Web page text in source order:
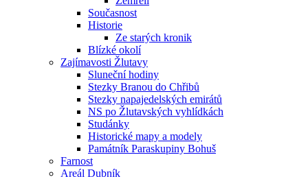
Současnost
Historie
Ze starých kronik
Blízké okolí
Zajímavosti Žlutavy
Sluneční hodiny
Stezky Branou do Chřibů
Stezky napajedelských emirátů
NS po Žlutavských vyhlídkách
Studánky
Historické mapy a modely
Památník Paraskupiny Bohuš
Farnost
Areál Dubník